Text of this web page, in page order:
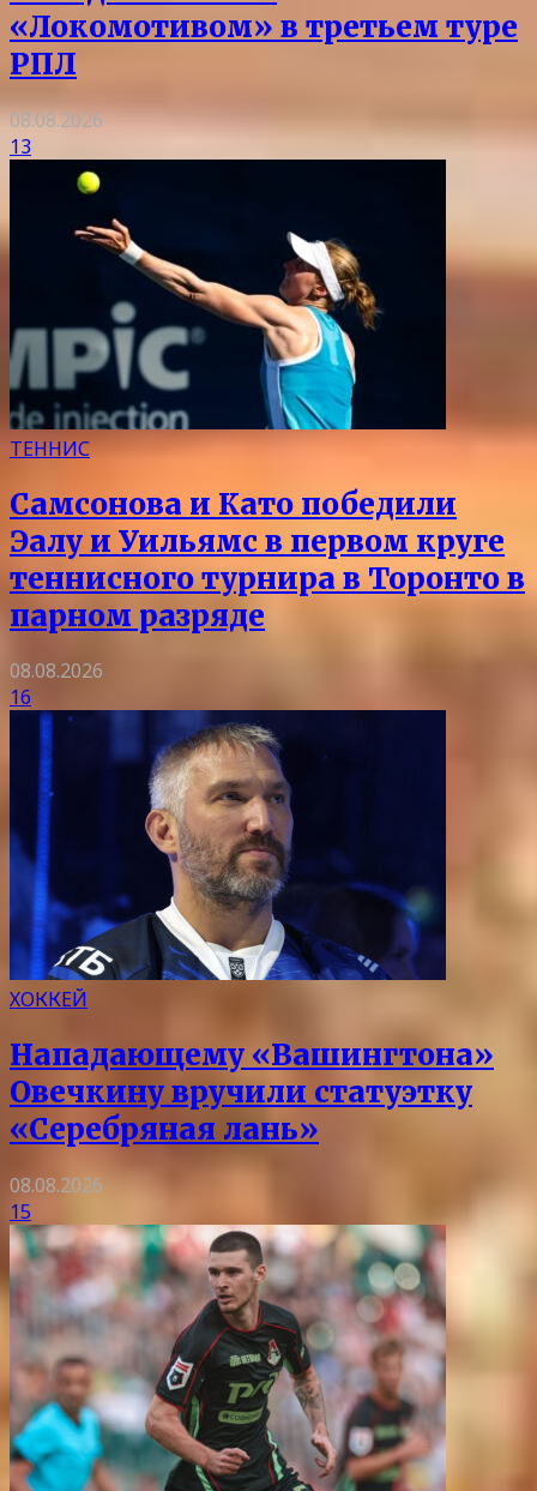
«Локомотивом» в третьем туре
РПЛ
08.08.2026
13
ТЕННИС
Самсонова и Като победили
Эалу и Уильямс в первом круге
теннисного турнира в Торонто в
парном разряде
08.08.2026
16
ХОККЕЙ
Нападающему «Вашингтона»
Овечкину вручили статуэтку
«Серебряная лань»
08.08.2026
15